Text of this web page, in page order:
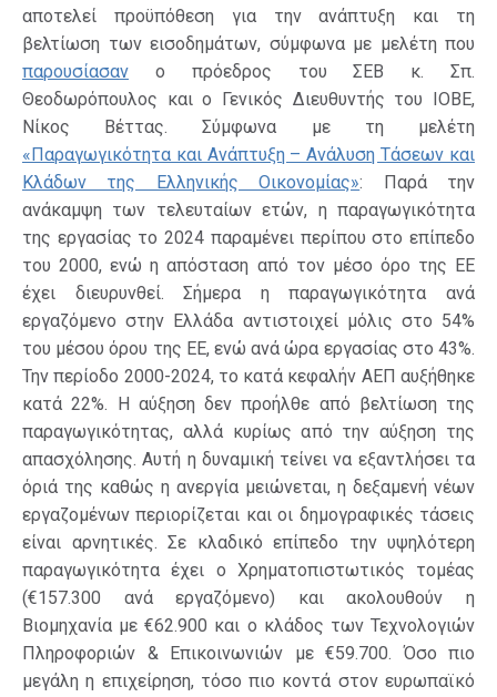
αποτελεί προϋπόθεση για την ανάπτυξη και τη
βελτίωση των εισοδημάτων, σύμφωνα με μελέτη που
παρουσίασαν ο πρόεδρος του ΣΕΒ κ. Σπ.
Θεοδωρόπουλος και ο Γενικός Διευθυντής του ΙΟΒΕ,
Νίκος Βέττας. Σύμφωνα με τη μελέτη
«Παραγωγικότητα και Ανάπτυξη – Ανάλυση Τάσεων και
Κλάδων της Ελληνικής Οικονομίας»: Παρά την
ανάκαμψη των τελευταίων ετών, η παραγωγικότητα
της εργασίας το 2024 παραμένει περίπου στο επίπεδο
του 2000, ενώ η απόσταση από τον μέσο όρο της ΕΕ
έχει διευρυνθεί. Σήμερα η παραγωγικότητα ανά
εργαζόμενο στην Ελλάδα αντιστοιχεί μόλις στο 54%
του μέσου όρου της ΕΕ, ενώ ανά ώρα εργασίας στο 43%.
Την περίοδο 2000-2024, το κατά κεφαλήν ΑΕΠ αυξήθηκε
κατά 22%. Η αύξηση δεν προήλθε από βελτίωση της
παραγωγικότητας, αλλά κυρίως από την αύξηση της
απασχόλησης. Αυτή η δυναμική τείνει να εξαντλήσει τα
όριά της καθώς η ανεργία μειώνεται, η δεξαμενή νέων
εργαζομένων περιορίζεται και οι δημογραφικές τάσεις
είναι αρνητικές. Σε κλαδικό επίπεδο την υψηλότερη
παραγωγικότητα έχει ο Χρηματοπιστωτικός τομέας
(€157.300 ανά εργαζόμενο) και ακολουθούν η
Βιομηχανία με €62.900 και ο κλάδος των Τεχνολογιών
Πληροφοριών & Επικοινωνιών με €59.700. Όσο πιο
μεγάλη η επιχείρηση, τόσο πιο κοντά στον ευρωπαϊκό